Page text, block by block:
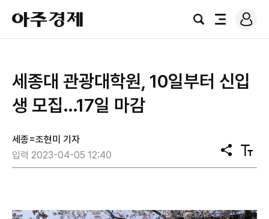
아
주
경
검
전
로
그
세종대 관광대학원, 10일부터 신입
생 모집…17일 마감
세종=조현미 기자
입력 2023-04-05 12:40
공
유
텍
스